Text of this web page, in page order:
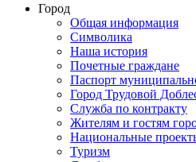
Город
Общая информация
Символика
Наша история
Почетные граждане
Паспорт
Город Трудовой
Служба по контракту
Жителям и гостям
Национальные
Туризм